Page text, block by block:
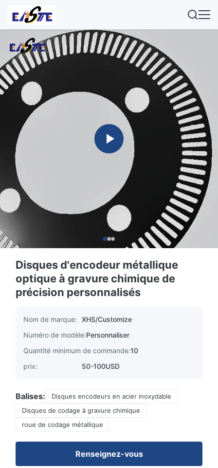
Disques d'encodeur métallique
optique à gravure chimique de
précision personnalisés
Nom de marque:
XHS/Customize
Numéro de modèle:Personnaliser
Quantité minimum de commande:10
prix:
50-100USD
Balises:
Disques encodeurs en acier inoxydable
Disques de codage à gravure chimique
roue de codage métallique
Renseignez-vous